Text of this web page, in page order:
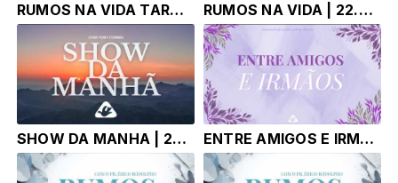
RUMOS NA VIDA TARDE | 22.07.26 | Pr. Érico Rodolpho Bussinger RUMOS NA VIDA | 22.07.26 | Pr. Érico Rodolpho Bussinger
SHOW DA MANHA | 22.07.26 | TONY CORREA ENTRE AMIGOS E IRMAOS | 21.07.26 | LUANNA GARCIA